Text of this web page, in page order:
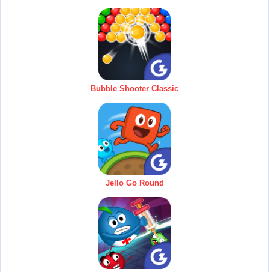
Bubble Shooter Classic
Jello Go Round